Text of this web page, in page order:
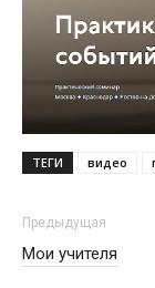
ТЕГИ видео
Предыдущая
Мои учителя